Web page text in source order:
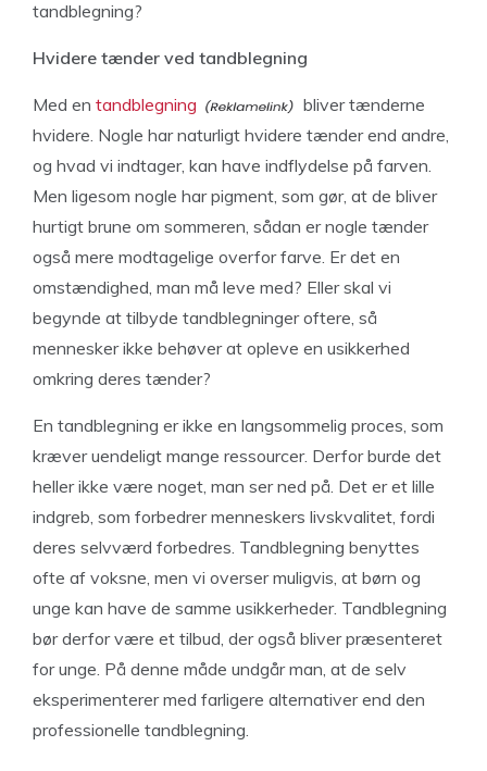
tandblegning?
Hvidere tænder ved tandblegning
Med en tandblegning
bliver tænderne
hvidere. Nogle har naturligt hvidere tænder end andre,
og hvad vi indtager, kan have indflydelse på farven.
Men ligesom nogle har pigment, som gør, at de bliver
hurtigt brune om sommeren, sådan er nogle tænder
også mere modtagelige overfor farve. Er det en
omstændighed, man må leve med? Eller skal vi
begynde at tilbyde tandblegninger oftere, så
mennesker ikke behøver at opleve en usikkerhed
omkring deres tænder?
En tandblegning er ikke en langsommelig proces, som
kræver uendeligt mange ressourcer. Derfor burde det
heller ikke være noget, man ser ned på. Det er et lille
indgreb, som forbedrer menneskers livskvalitet, fordi
deres selvværd forbedres. Tandblegning benyttes
ofte af voksne, men vi overser muligvis, at børn og
unge kan have de samme usikkerheder. Tandblegning
bør derfor være et tilbud, der også bliver præsenteret
for unge. På denne måde undgår man, at de selv
eksperimenterer med farligere alternativer end den
professionelle tandblegning.